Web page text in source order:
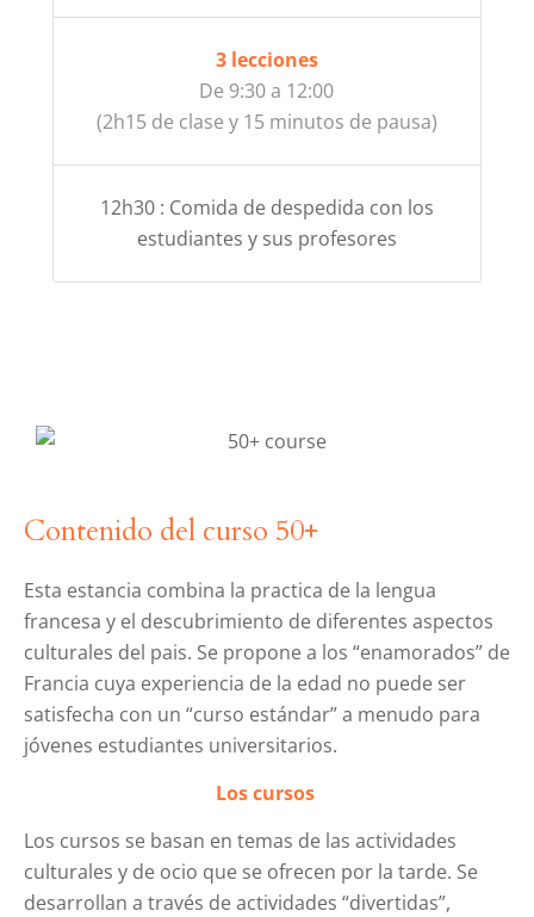
3 lecciones
De 9:30 a 12:00
(2h15 de clase y 15 minutos de pausa)
12h30 : Comida de despedida con los
estudiantes y sus profesores
Contenido del curso 50+
Esta estancia combina la practica de la lengua
francesa y el descubrimiento de diferentes aspectos
culturales del pais. Se propone a los “enamorados” de
Francia cuya experiencia de la edad no puede ser
satisfecha con un “curso estándar” a menudo para
jóvenes estudiantes universitarios.
Los cursos
Los cursos se basan en temas de las actividades
culturales y de ocio que se ofrecen por la tarde. Se
desarrollan a través de actividades “divertidas”,